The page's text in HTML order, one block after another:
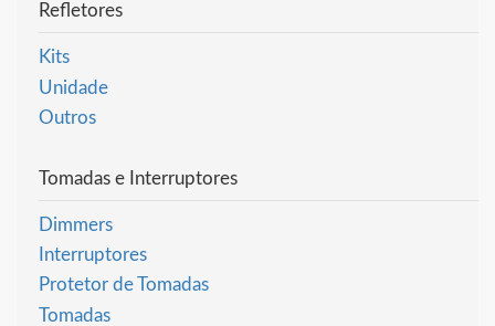
Refletores
Kits
Unidade
Outros
Tomadas e Interruptores
Dimmers
Interruptores
Protetor de Tomadas
Tomadas